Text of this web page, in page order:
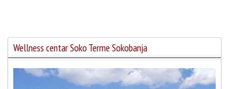
Wellness centar Soko Terme Sokobanja